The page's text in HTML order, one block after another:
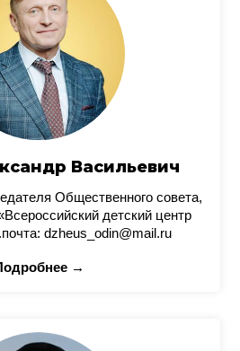
Васильевич
Общественного совета,
детский центр
dzheus_odin@mail.ru
→